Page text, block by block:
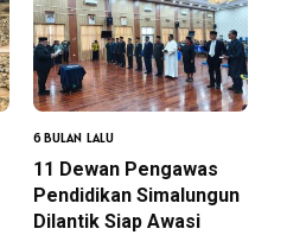
6 BULAN LALU
11 Dewan Pengawas
Pendidikan Simalungun
Dilantik Siap Awasi